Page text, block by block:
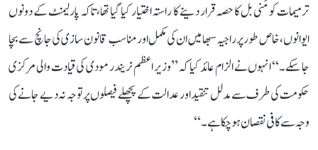
ترمیمات کو مَنی بل کا حصہ قرار دینے کا راستہ اختیار کیا گیا تھا، تاکہ پارلیمنٹ کے دونوں
ایوانوں، خاص طور پر راجیہ سبھا میں ان کی مکمل اور مناسب قانون سازی کی جانچ سے بچا
جا سکے۔‘‘ انہوں نے الزام عائد کیا کہ ’’وزیر اعظم نریندر مودی کی قیادت والی مرکزی
حکومت کی طرف سے مدلل تنقید اور عدالت کے پچھلے فیصلوں پر توجہ نہ دیے جانے کی
وجہ سے کافی نقصان ہو چکا ہے۔‘‘